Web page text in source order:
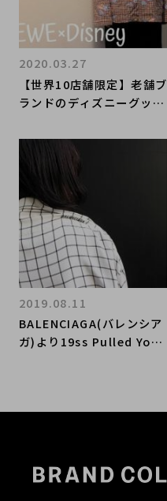
【世界10店舗限定】老舗ブ
ランドのディズニーグッ
ney(ディズニー)のコラボ
アイテムが必見です!!
2020.03.27
BALENCIAGA(バレンシア
ガ)より19ss Pulled Yoke
2019.08.11